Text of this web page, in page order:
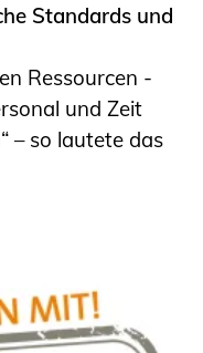
Standards und
Ressourcen -
und Zeit
– so lautete das